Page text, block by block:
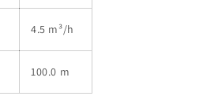
4.5 m³/h
100.0 m